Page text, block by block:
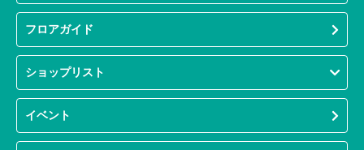
フロアガイド
ショップリスト
イベント